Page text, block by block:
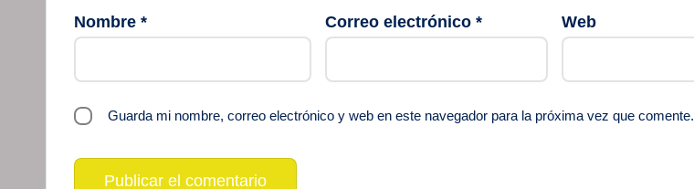
Nombre * Correo electrónico * Web
Guarda mi nombre, correo electrónico y web en este navegador para la próxima vez que comente.